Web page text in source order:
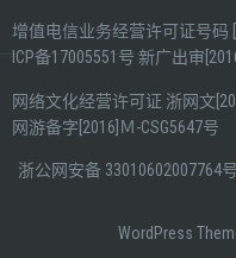
增值电信业务经营许可证号码 [
ICP备17005551号 新广出审
网络文化经营许可证 浙网文
网游备字[2016]Ｍ-CSG5647号
浙公网安备 33010602007764号
WordPress